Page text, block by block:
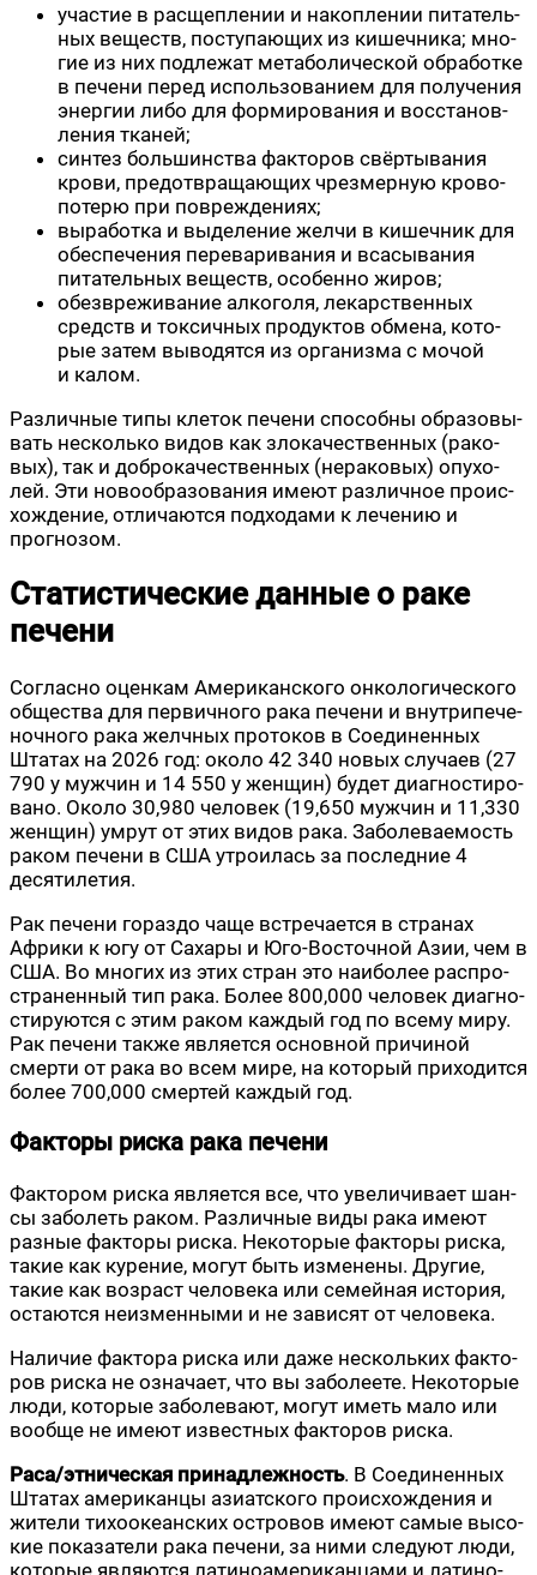
уча­стие в рас­щеп­ле­нии и накоп­ле­нии пита­тель­
ных веществ, посту­па­ю­щих из кишеч­ни­ка; мно­
гие из них под­ле­жат мета­бо­ли­че­ской обра­бот­ке
в пече­ни перед исполь­зо­ва­ни­ем для полу­че­ния
энер­гии либо для фор­ми­ро­ва­ния и вос­ста­нов­
ле­ния тканей;
син­тез боль­шин­ства фак­то­ров свёр­ты­ва­ния
кро­ви, предот­вра­ща­ю­щих чрез­мер­ную кро­во­
по­те­рю при повреждениях;
выра­бот­ка и выде­ле­ние жел­чи в кишеч­ник для
обес­пе­че­ния пере­ва­ри­ва­ния и вса­сы­ва­ния
пита­тель­ных веществ, осо­бен­но жиров;
обез­вре­жи­ва­ние алко­го­ля, лекар­ствен­ных
средств и ток­сич­ных про­дук­тов обме­на, кото­
рые затем выво­дят­ся из орга­низ­ма с мочой
и калом.
Раз­лич­ные типы кле­ток пече­ни спо­соб­ны обра­зо­вы­
вать несколь­ко видов как зло­ка­че­ствен­ных (рако­
вых), так и доб­ро­ка­че­ствен­ных (нера­ко­вых) опу­хо­
лей. Эти ново­об­ра­зо­ва­ния име­ют раз­лич­ное про­ис­
хож­де­ние, отли­ча­ют­ся под­хо­да­ми к лече­нию и
прогнозом.
Статистические данные о раке
печени
Соглас­но оцен­кам Аме­ри­кан­ско­го онко­ло­ги­че­ско­го
обще­ства для пер­вич­но­го рака пече­ни и внут­ри­пе­че­
ноч­но­го рака желч­ных про­то­ков в Соеди­нен­ных
Шта­тах на 2026 год: око­ло 42 340 новых слу­ча­ев (27
790 у муж­чин и 14 550 у жен­щин) будет диа­гно­сти­ро­
ва­но. Око­ло 30,980 чело­век (19,650 муж­чин и 11,330
жен­щин) умрут от этих видов рака. Забо­ле­ва­е­мость
раком пече­ни в США утро­и­лась за послед­ние 4
десятилетия.
Рак пече­ни гораз­до чаще встре­ча­ет­ся в стра­нах
Афри­ки к югу от Саха­ры и Юго-Восточ­ной Азии, чем в
США. Во мно­гих из этих стран это наи­бо­лее рас­про­
стра­нен­ный тип рака. Более 800,000 чело­век диа­гно­
сти­ру­ют­ся с этим раком каж­дый год по все­му миру.
Рак пече­ни так­же явля­ет­ся основ­ной при­чи­ной
смер­ти от рака во всем мире, на кото­рый при­хо­дит­ся
более 700,000 смер­тей каж­дый год.
Факторы риска рака печени
Фак­то­ром рис­ка явля­ет­ся все, что уве­ли­чи­ва­ет шан­
сы забо­леть раком. Раз­лич­ные виды рака име­ют
раз­ные фак­то­ры рис­ка. Неко­то­рые фак­то­ры рис­ка,
такие как куре­ние, могут быть изме­не­ны. Дру­гие,
такие как воз­раст чело­ве­ка или семей­ная исто­рия,
оста­ют­ся неиз­мен­ны­ми и не зави­сят от человека.
Нали­чие фак­то­ра рис­ка или даже несколь­ких фак­то­
ров рис­ка не озна­ча­ет, что вы забо­ле­е­те. Неко­то­рые
люди, кото­рые забо­ле­ва­ют, могут иметь мало или
вооб­ще не име­ют извест­ных фак­то­ров риска.
Раса/этническая при­над­леж­ность. В Соеди­нен­ных
Шта­тах аме­ри­кан­цы ази­ат­ско­го про­ис­хож­де­ния и
жите­ли тихо­оке­ан­ских ост­ро­вов име­ют самые высо­
кие пока­за­те­ли рака пече­ни, за ними сле­ду­ют люди,
кото­рые явля­ют­ся лати­но­аме­ри­кан­ца­ми и лати­но­